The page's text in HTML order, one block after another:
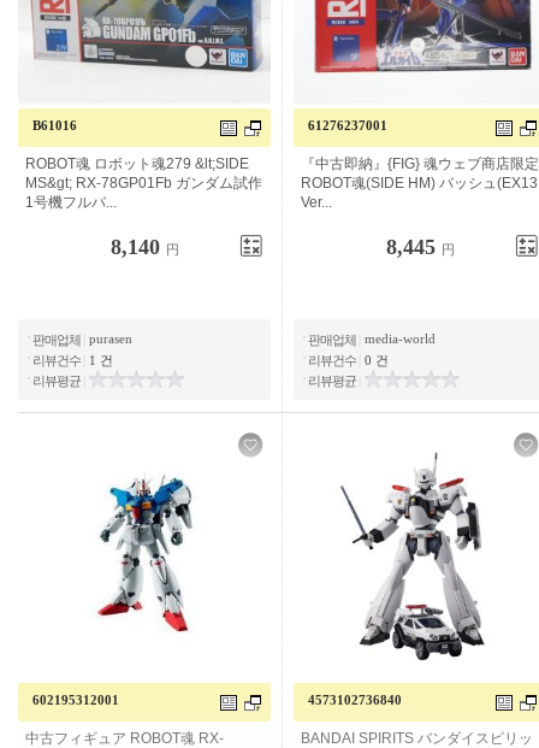
B61016
ROBOT 영혼 로봇 영혼 279 <SIDE
MS>RX-78GP01Fb
8,140 円
판매업체 purasen
리뷰건수
1 건
리뷰평균
61276237001
"중고 즉납"{FIG} 영혼 웹 상점 한정
ROBOT혼(SIDE HM) 배쉬(EX13
Ver...
8,445 円
판매업체 media-world
리뷰건수 0 건
리뷰평균
602195312001
중고 피규어 ROBOT혼RX-
4573102736840
BANDAI SPIRITS 반다이 스피릿 [예